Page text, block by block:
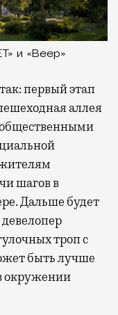
и «Веер»
первый этап
аллея
шагов в
Дальше будет
троп с
быть лучше
окружении